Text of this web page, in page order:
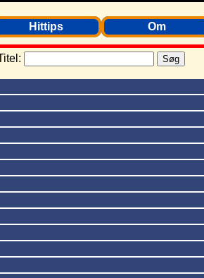
Hittips Om